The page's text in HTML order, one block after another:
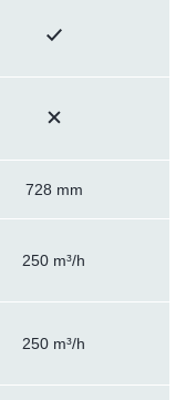
728 mm
250 m³/h
250 m³/h